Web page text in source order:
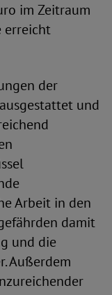
im Zeitraum
erreicht
der
und
Arbeit in den
damit
und die
Außerdem